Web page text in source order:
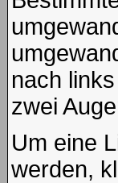
nach
zwei
Um eine
werden,